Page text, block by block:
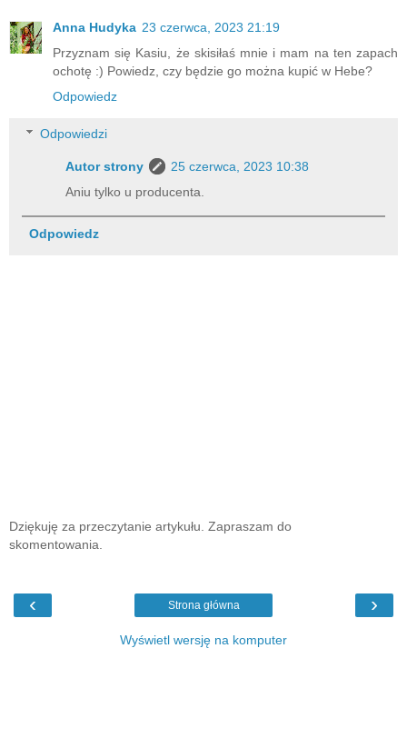
Anna Hudyka 23 czerwca, 2023 21:19
Przyznam się Kasiu, że skisiłaś mnie i mam na ten zapach
ochotę :) Powiedz, czy będzie go można kupić w Hebe?
Odpowiedz
Odpowiedzi
Autor strony
25 czerwca, 2023 10:38
Aniu tylko u producenta.
Odpowiedz
Dziękuję za przeczytanie artykułu. Zapraszam do
skomentowania.
‹ ›
Strona główna
Wyświetl wersję na komputer